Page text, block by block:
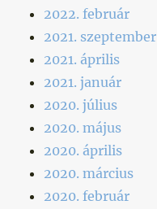
2022. február
2021. szeptember
2021. április
2021. január
2020. július
2020. május
2020. április
2020. március
2020. február